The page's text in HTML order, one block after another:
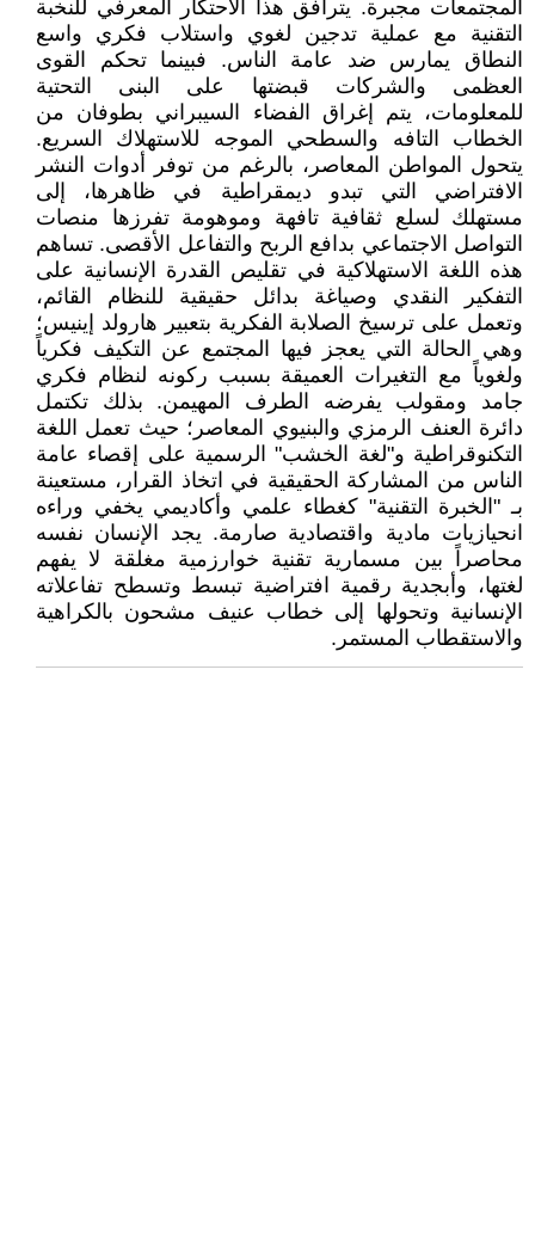
المجتمعات مجبرة. يترافق هذا الاحتكار المعرفي للنخبة
التقنية مع عملية تدجين لغوي واستلاب فكري واسع
النطاق يمارس ضد عامة الناس. فبينما تحكم القوى
العظمى والشركات قبضتها على البنى التحتية
للمعلومات، يتم إغراق الفضاء السيبراني بطوفان من
الخطاب التافه والسطحي الموجه للاستهلاك السريع.
يتحول المواطن المعاصر، بالرغم من توفر أدوات النشر
الافتراضي التي تبدو ديمقراطية في ظاهرها، إلى
مستهلك لسلع ثقافية تافهة وموهومة تفرزها منصات
التواصل الاجتماعي بدافع الربح والتفاعل الأقصى. تساهم
هذه اللغة الاستهلاكية في تقليص القدرة الإنسانية على
التفكير النقدي وصياغة بدائل حقيقية للنظام القائم،
وتعمل على ترسيخ الصلابة الفكرية بتعبير هارولد إينيس؛
وهي الحالة التي يعجز فيها المجتمع عن التكيف فكرياً
ولغوياً مع التغيرات العميقة بسبب ركونه لنظام فكري
جامد ومقولب يفرضه الطرف المهيمن. بذلك تكتمل
دائرة العنف الرمزي والبنيوي المعاصر؛ حيث تعمل اللغة
التكنوقراطية و"لغة الخشب" الرسمية على إقصاء عامة
الناس من المشاركة الحقيقية في اتخاذ القرار، مستعينة
بـ "الخبرة التقنية" كغطاء علمي وأكاديمي يخفي وراءه
انحيازيات مادية واقتصادية صارمة. يجد الإنسان نفسه
محاصراً بين مسمارية تقنية خوارزمية مغلقة لا يفهم
لغتها، وأبجدية رقمية افتراضية تبسط وتسطح تفاعلاته
الإنسانية وتحولها إلى خطاب عنيف مشحون بالكراهية
والاستقطاب المستمر.